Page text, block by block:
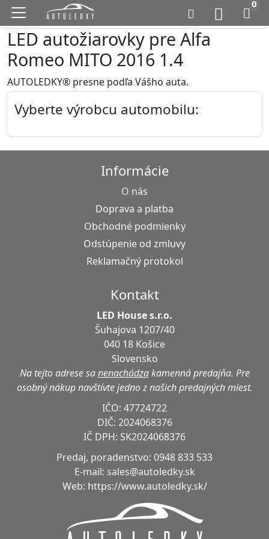
0
LED autožiarovky pre Alfa
Romeo MITO 2016 1.4
AUTOLEDKY® presne podľa Vášho auta.
Vyberte výrobcu automobilu:
Informácie
O nás
Doprava a platba
Obchodné podmienky
Odstúpenie od zmluvy
Reklamačný protokol
Kontakt
LED House s.r.o.
Šuhajova 1207/40
040 18 Košice
Slovensko
Na tejto adrese sanenachádzakamenná predajňa. Pre
osobný nákup navštívte jedno z našich predajných miest.
IČO: 47724722
DIČ: 2024068376
IČ DPH: SK2024068376
Predaj, poradenstvo: 0948 833 533
E-mail: sales@autoledky.sk
Web: https://www.autoledky.sk/